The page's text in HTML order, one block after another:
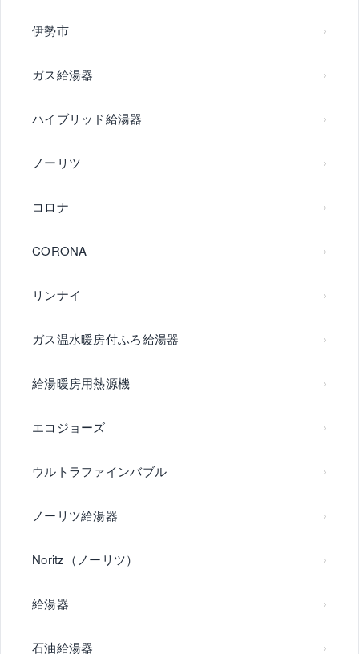
伊勢市
ガス給湯器
ハイブリッド給湯器
ノーリツ
コロナ
CORONA
リンナイ
ガス温水暖房付ふろ給湯器
給湯暖房用熱源機
エコジョーズ
ウルトラファインバブル
ノーリツ給湯器
Noritz（ノーリツ）
給湯器
石油給湯器